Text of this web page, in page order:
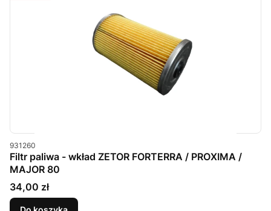
Kod produktu
931260
Filtr paliwa - wkład ZETOR FORTERRA / PROXIMA /
MAJOR 80
Cena
34,00 zł